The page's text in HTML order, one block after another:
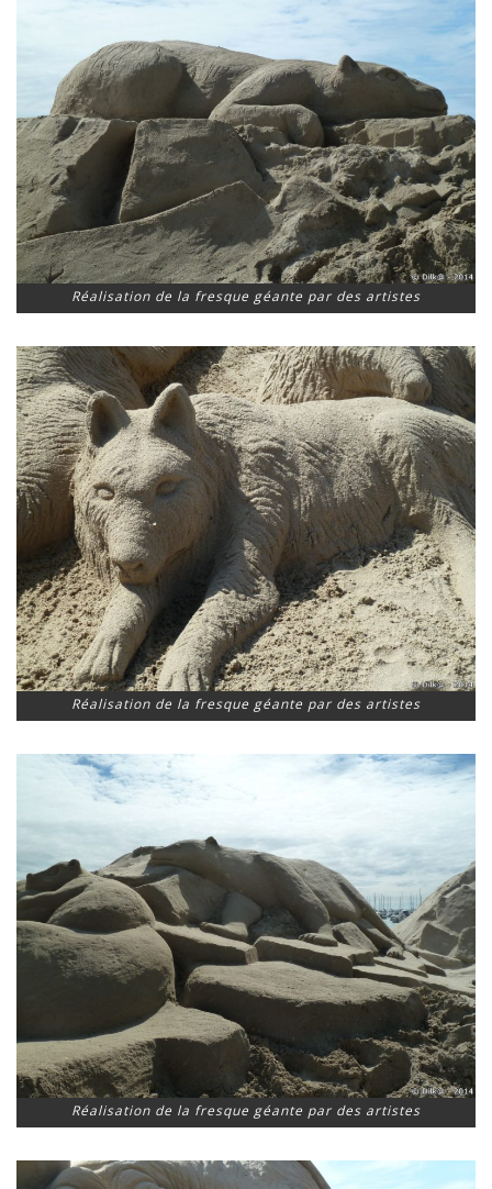
Réalisation de la fresque géante par des artistes
Réalisation de la fresque géante par des artistes
Réalisation de la fresque géante par des artistes